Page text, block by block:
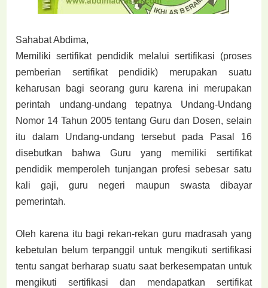
Sahabat Abdima,
Memiliki sertifikat pendidik melalui sertifikasi (proses
pemberian sertifikat pendidik) merupakan suatu
keharusan bagi seorang guru karena ini merupakan
perintah undang-undang tepatnya Undang-Undang
Nomor 14 Tahun 2005 tentang Guru dan Dosen, selain
itu dalam Undang-undang tersebut pada Pasal 16
disebutkan bahwa Guru yang memiliki sertifikat
pendidik memperoleh tunjangan profesi sebesar satu
kali gaji, guru negeri maupun swasta dibayar
pemerintah.
Oleh karena itu bagi rekan-rekan guru madrasah yang
kebetulan belum terpanggil untuk mengikuti sertifikasi
tentu sangat berharap suatu saat berkesempatan untuk
mengikuti sertifikasi dan mendapatkan sertifikat